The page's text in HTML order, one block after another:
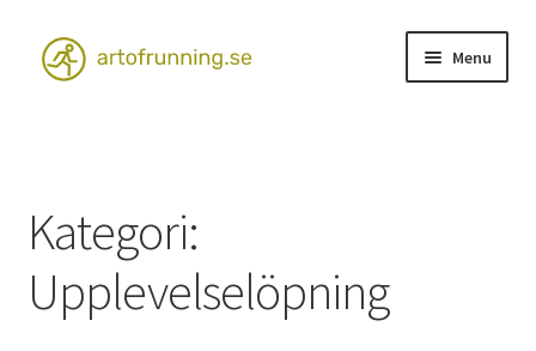
Skip
to
Skip
to
Menu
Kategori:
Upplevelselöpning